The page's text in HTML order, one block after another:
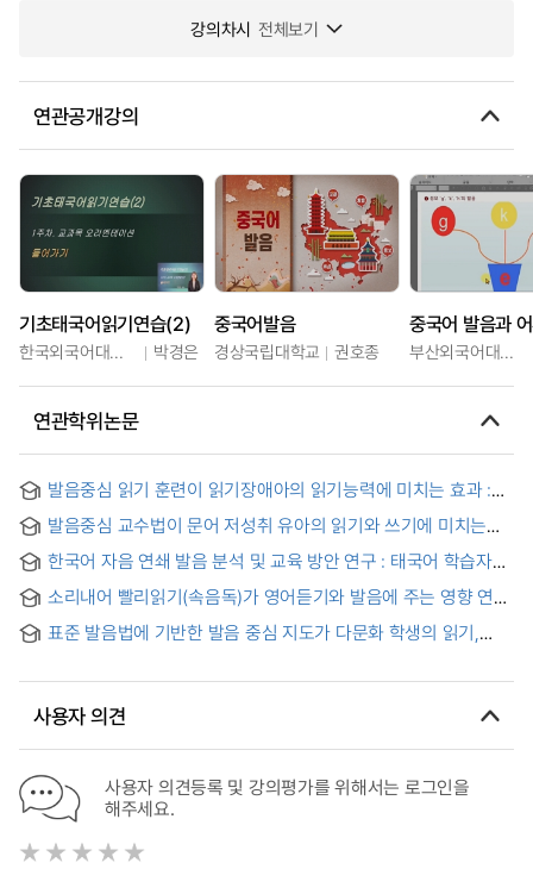
강의차시 전체보기
연관공개강의
기초태국어읽기연습(2)
한국외국어대학교 박경은
중국어발음
경상국립대학교 권호종
중국어 발음과
부산외국어대학교
연관학위논문
발음중심 읽기 훈련이 읽기장애아의 읽기능력에 미치는 효과 :
training by phonics methods on reading ability of reading
disability children
발음중심 교수법이 문어 저성취 유아의 읽기와 쓰기에 미치는
Young Children's Reading and Writing Ability
한국어 자음 연쇄 발음 분석 및 교육 방안 연구 : 태국어 학습자를
of Korean Consecutive Consonants:Focusing on Thai
Learners
소리내어 빨리읽기(속음독)가 영어듣기와 발음에 주는 영향 연구
Reading Aloud of the Daily English Dialogues)- Method
표준 발음법에 기반한 발음 중심 지도가 다문화 학생의 읽기,
pronunciation
사용자 의견
사용자 의견등록 및 강의평가를 위해서는 로그인을
해주세요.